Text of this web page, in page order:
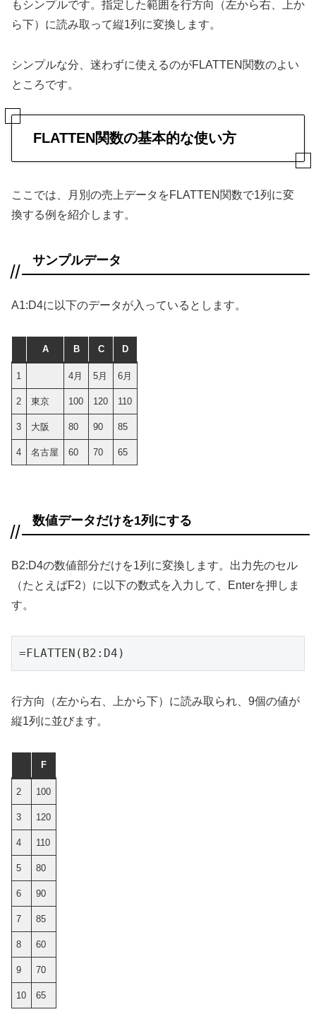
もシンプルです。指定した範囲を行方向（左から右、上か
ら下）に読み取って縦1列に変換します。
シンプルな分、迷わずに使えるのがFLATTEN関数のよい
ところです。
FLATTEN関数の基本的な使い方
ここでは、月別の売上データをFLATTEN関数で1列に変
換する例を紹介します。
サンプルデータ
A1:D4に以下のデータが入っているとします。
A B C D
1 4月 5月 6月
2 東京 100 120 110
3 大阪 80 90 85
4 名古屋 60 70 65
数値データだけを1列にする
B2:D4の数値部分だけを1列に変換します。出力先のセル
（たとえばF2）に以下の数式を入力して、Enterを押しま
す。
=FLATTEN(B2:D4)
行方向（左から右、上から下）に読み取られ、9個の値が
縦1列に並びます。
F
2 100
3 120
4 110
5 80
6 90
7 85
8 60
9 70
10 65